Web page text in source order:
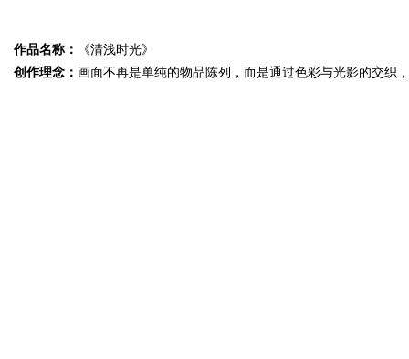
作品名称：
《清浅时光》
创作理念： 画面不再是单纯的物品陈列，而是通过色彩与光影的交织